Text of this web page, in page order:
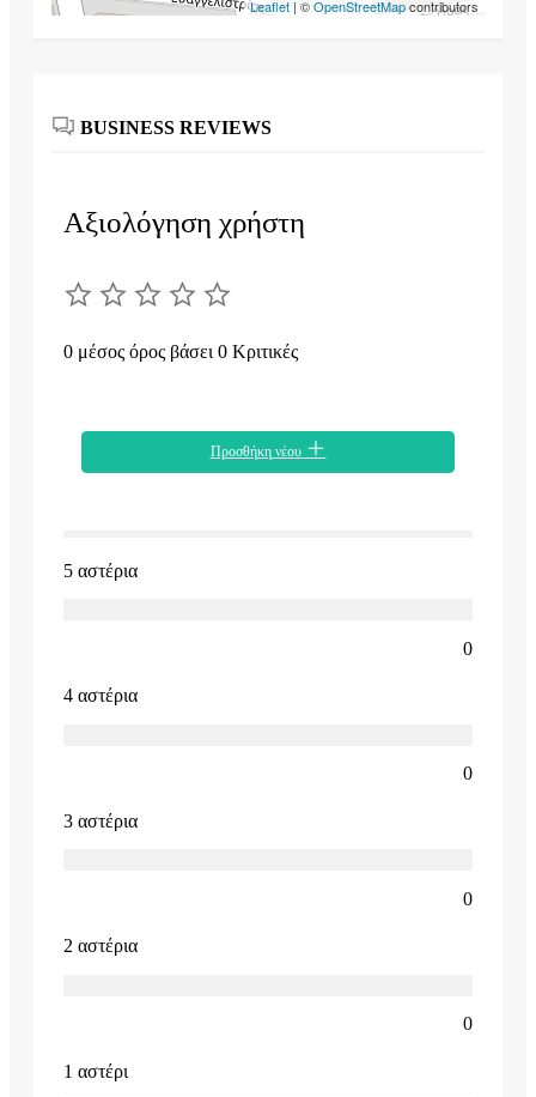
Leaflet | ©OpenStreetMapcontributors
BUSINESS REVIEWS
Αξιολόγηση χρήστη
0 μέσος όρος βάσει 0 Κριτικές
Προσθήκη νέου
5 αστέρια
0
4 αστέρια
0
3 αστέρια
0
2 αστέρια
0
1 αστέρι